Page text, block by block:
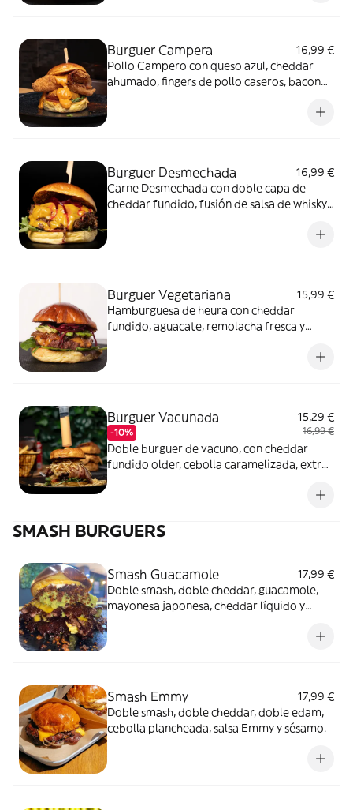
Burguer Campera
16,99 €
Pollo Campero con queso azul, cheddar
ahumado, fingers de pollo caseros, bacon
Burguer Desmechada
16,99 €
Carne Desmechada con doble capa de
cheddar fundido, fusión de salsa de whisky
Burguer Vegetariana
15,99 €
Hamburguesa de heura con cheddar
fundido, aguacate, remolacha fresca y
Burguer Vacunada
-10%
15,29 €
16,99 €
Doble burguer de vacuno, con cheddar
fundido older, cebolla caramelizada, extra
barbacoa y queso cheddar líquido.. Incluye
SMASH BURGUERS
Smash Guacamole
17,99 €
Doble smash, doble cheddar, guacamole,
mayonesa japonesa, cheddar líquido y
Smash Emmy
17,99 €
Doble smash, doble cheddar, doble edam,
cebolla plancheada, salsa Emmy y sésamo.